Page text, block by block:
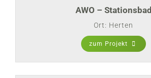
AWO – Stationsbad
Ort: Herten
zum Projekt